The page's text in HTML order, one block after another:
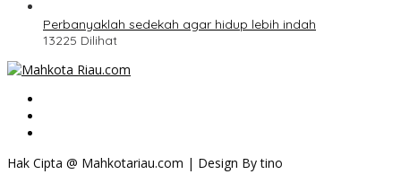
Perbanyaklah sedekah agar hidup lebih indah
13225 Dilihat
Hak Cipta @ Mahkotariau.com | Design By tino